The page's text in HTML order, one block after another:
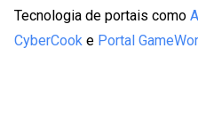
Tecnologia de portais como
CyberCook e Portal